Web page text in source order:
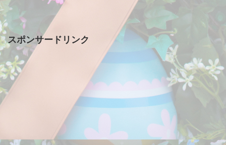
スポンサードリンク